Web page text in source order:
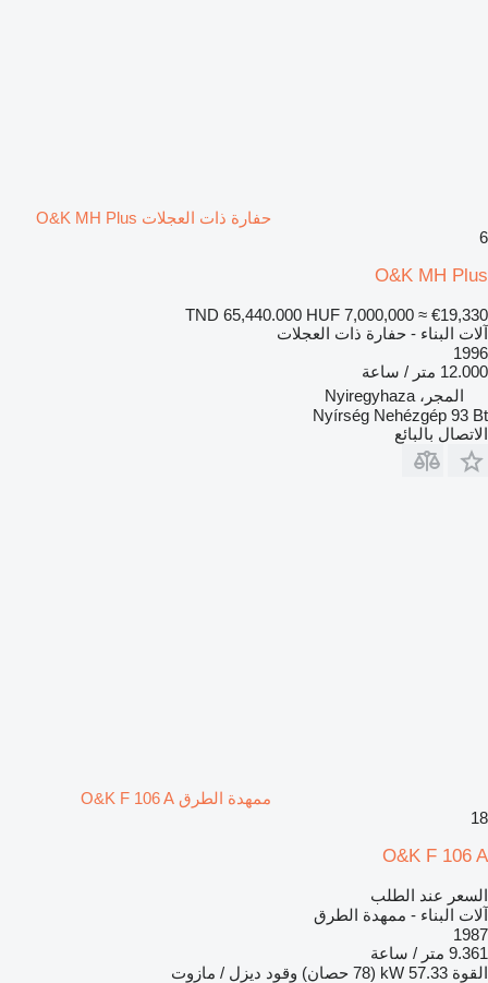
حفارة ذات العجلات O&K MH Plus
6
O&K MH Plus
TND 65,440.000 HUF 7,000,000 ≈ €19,330
آلات البناء - حفارة ذات العجلات
1996
12.000 متر / ساعة
المجر، Nyiregyhaza
Nyírség Nehézgép 93 Bt
الاتصال بالبائع
ممهدة الطرق O&K F 106 A
18
O&K F 106 A
السعر عند الطلب
آلات البناء - ممهدة الطرق
1987
9.361 متر / ساعة
القوة 57.33 kW (78 حصان) وقود ديزل / مازوت